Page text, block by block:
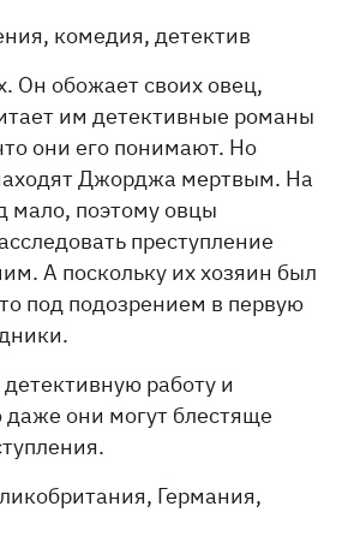
комедия, детектив
Он обожает своих овец,
им детективные романы
они его понимают. Но
Джорджа мертвым. На
поэтому овцы
преступление
А поскольку их хозяин был
под подозрением в первую
работу и
они могут блестяще
Германия,